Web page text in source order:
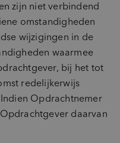
zijn niet verbindend
omstandigheden
wijzigingen in de
waarmee
bij het tot
redelijkerwijs
Opdrachtnemer
daarvan